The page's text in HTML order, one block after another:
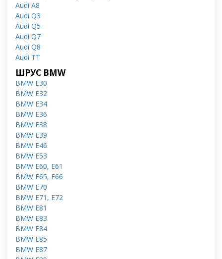
Audi A8
Audi Q3
Audi Q5
Audi Q7
Audi Q8
Audi TT
ШРУС BMW
BMW E30
BMW E32
BMW E34
BMW E36
BMW E38
BMW E39
BMW E46
BMW E53
BMW E60, E61
BMW E65, E66
BMW E70
BMW E71, E72
BMW E81
BMW E83
BMW E84
BMW E85
BMW E87